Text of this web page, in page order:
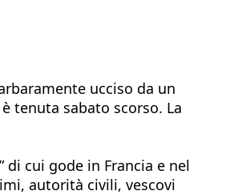
ucciso da un
tenuta sabato scorso. La
” di cui gode in Francia e nel
autorità civili, vescovi